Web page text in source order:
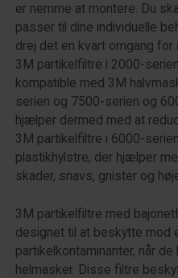
er nemme at montere. Du
passer til dine individuelle
drej det en kvart omgang for
3M partikelfiltre i 2000-
kompatible med 3M
serien og 7500-serien og
hjælper dermed med at
3M partikelfiltre i 6000-
plastikhylstre, der hjælper
skader, snavs, gnister og
3M partikelfiltre med
designet til at beskytte mod
partikelkontaminanter, når
helmasker. Disse filtre